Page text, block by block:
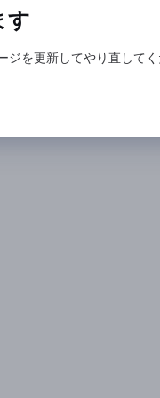
す
ジを更新してやり直して